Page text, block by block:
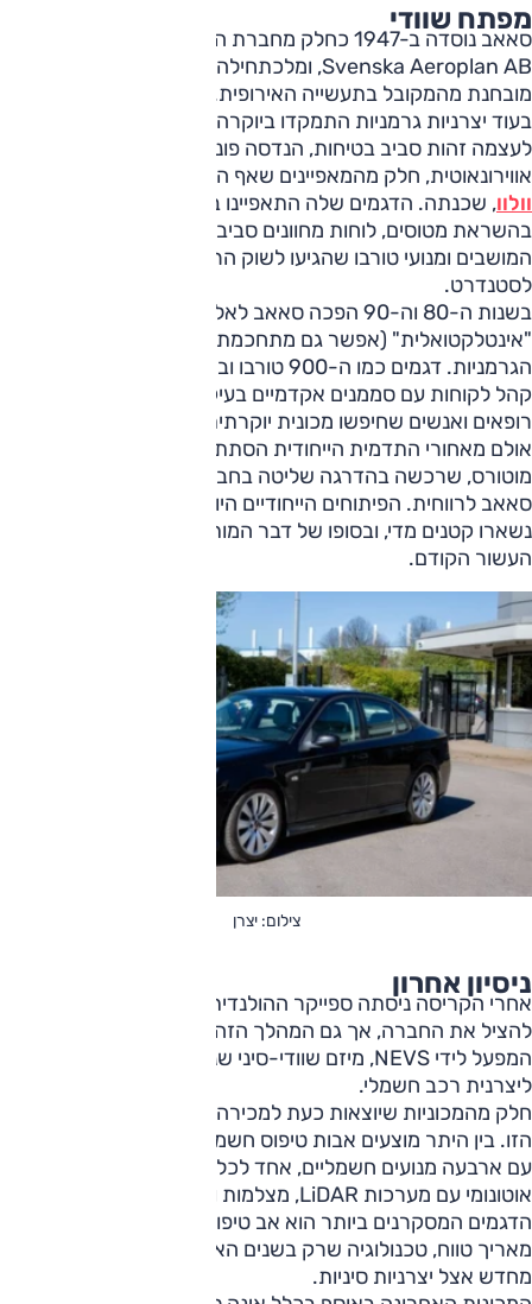
מפתח שוודי
סאאב נוסדה ב-1947 כחלק מחברת התעופה השוודית
Svenska Aeroplan AB, ומלכתחילה פיתחה מכוניות בגישה
מובחנת מהמקובל בתעשייה האירופית.
בעוד יצרניות גרמניות התמקדו ביוקרה או בביצועים, סאאב בנתה
לעצמה זהות סביב בטיחות, הנדסה פונקציונלית וחשיבה
אווירונאוטית, חלק מהמאפיינים שאף התכתבו עם הפילוסופיה של
וולוו, שכנתה. הדגמים שלה התאפיינו בשמשות קדמיות קעורות
בהשראת מטוסים, לוחות מחוונים סביב הנהג, מתגי התנעה בין
המושבים ומנועי טורבו שהגיעו לשוק הרבה לפני שהפכו
לסטנדרט.
בשנות ה-80 וה-90 הפכה סאאב לאלטרנטיבה
"אינטלקטואלית" (אפשר גם מתחכמת) ליצרניות הפרימיום
קהל לקוחות עם סממנים אקדמיים בעיקר - אדריכלים, מהנדסים,
רופאים ואנשים שחיפשו מכונית יוקרתית בלי להיראות כמו כולם.
אולם מאחורי התדמית הייחודית הסתתרו גם בעיות קשות. ג'נרל
מוטורס, שרכשה בהדרגה שליטה בחברה, התקשתה להפוך את
סאאב לרווחית. הפיתוחים הייחודיים היו יקרים, היקפי הייצור
נשארו קטנים מדי, ובסופו של דבר המותג התקפל בתחילת
העשור הקודם.
צילום: יצרן
ניסיון אחרון
אחרי הקריסה ניסתה ספייקר ההולנדית (יצרנית רכבי קצה)
להציל את החברה, אך גם המהלך הזה נכשל. בהמשך עבר
המפעל לידי NEVS, מיזם שוודי-סיני שניסה להפוך את סאאב
ליצרנית רכב חשמלי.
חלק מהמכוניות שיוצאות כעת למכירה מגיעות בדיוק מהתקופה
עם ארבעה מנועים חשמליים, אחד לכל גלגל, וגם רכב ניסוי
אוטונומי עם מערכות LiDAR, מצלמות וחיישנים מתקדמים. אחד
הדגמים המסקרנים ביותר הוא אב טיפוס של רכב חשמלי עם
מאריך טווח, טכנולוגיה שרק בשנים האחרונות הפכה לפופולרית
מחדש אצל יצרניות סיניות.